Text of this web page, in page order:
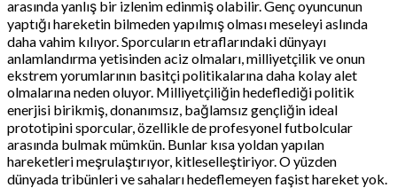
arasında yanlış bir izlenim edinmiş olabilir. Genç oyuncunun
yaptığı hareketin bilmeden yapılmış olması meseleyi aslında
daha vahim kılıyor. Sporcuların etraflarındaki dünyayı
anlamlandırma yetisinden aciz olmaları, milliyetçilik ve onun
ekstrem yorumlarının basitçi politikalarına daha kolay alet
olmalarına neden oluyor. Milliyetçiliğin hedeflediği politik
enerjisi birikmiş, donanımsız, bağlamsız gençliğin ideal
prototipini sporcular, özellikle de profesyonel futbolcular
arasında bulmak mümkün. Bunlar kısa yoldan yapılan
hareketleri meşrulaştırıyor, kitleselleştiriyor. O yüzden
dünyada tribünleri ve sahaları hedeflemeyen faşist hareket yok.